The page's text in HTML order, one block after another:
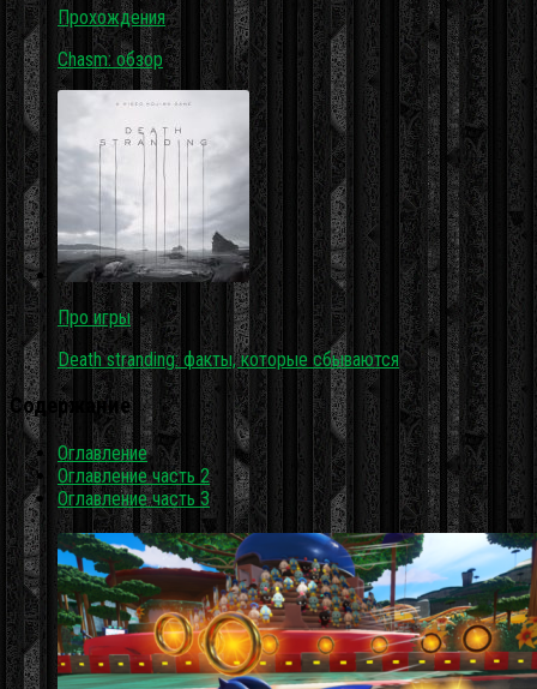
Прохождения
Chasm: обзор
Про игры
Death stranding: факты, которые сбываются
Содержание
Оглавление
Оглавление часть 2
Оглавление часть 3